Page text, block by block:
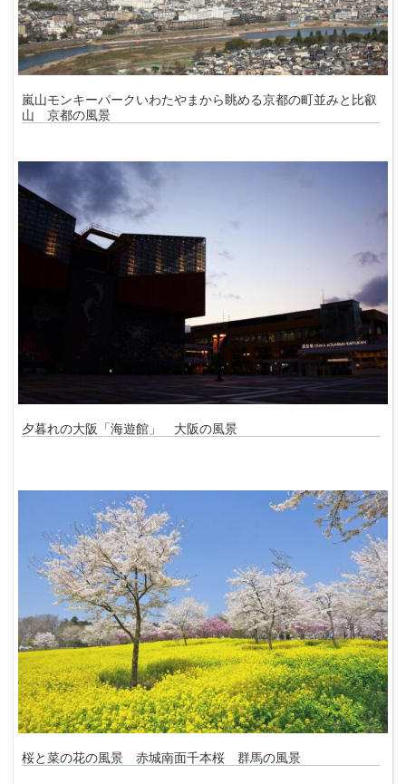
嵐山モンキーパークいわたやまから眺める京都の町並みと比叡
山 京都の風景
夕暮れの大阪「海遊館」 大阪の風景
桜と菜の花の風景 赤城南面千本桜 群馬の風景